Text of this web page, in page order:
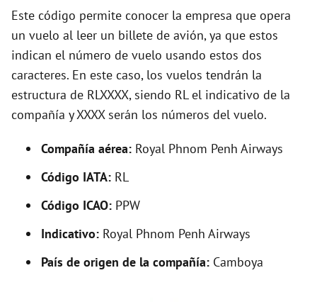
d
e
o
Este código permite conocer la empresa que opera
un vuelo al leer un billete de avión, ya que estos
indican el número de vuelo usando estos dos
caracteres. En este caso, los vuelos tendrán la
estructura de RLXXXX, siendo RL el indicativo de la
compañía y XXXX serán los números del vuelo.
Compañía aérea: Royal Phnom Penh Airways
Código IATA: RL
Código ICAO: PPW
Indicativo: Royal Phnom Penh Airways
País de origen de la compañía: Camboya